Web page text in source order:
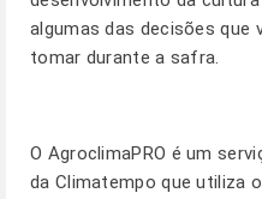
algumas das decisões que
tomar durante a safra.
O AgroclimaPRO é um
da Climatempo que utiliza